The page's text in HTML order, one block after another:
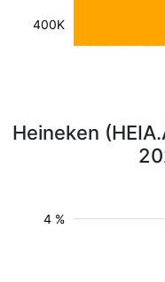
400K
Heineken
4 %